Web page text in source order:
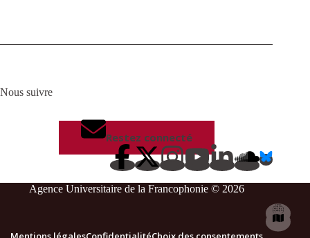
Nous suivre
Restez connecté
Agence Universitaire de la Francophonie © 2026